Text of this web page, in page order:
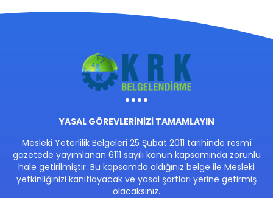
YASAL GÖREVLERİNİZİ TAMAMLAYIN
Mesleki Yeterlilik Belgeleri 25 Şubat 2011 tarihinde resmî
gazetede yayımlanan 6111 sayılı kanun kapsamında zorunlu
hale getirilmiştir. Bu kapsamda aldığınız belge ile Mesleki
yetkinliğinizi kanıtlayacak ve yasal şartları yerine getirmiş
olacaksınız.